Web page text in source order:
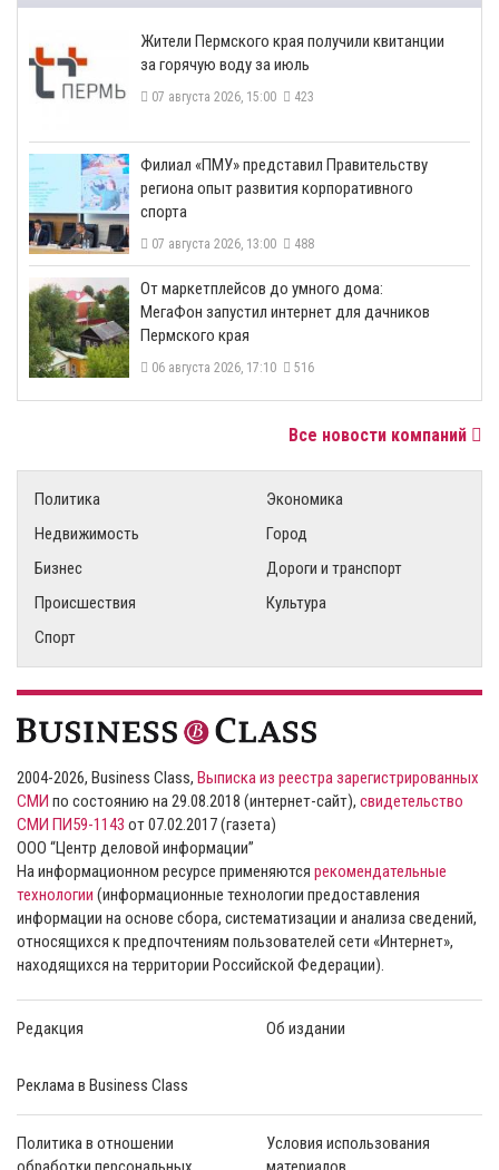
​Жители Пермского края получили квитанции
за горячую воду за июль
07 августа 2026, 15:00 423
​Филиал «ПМУ» представил Правительству
региона опыт развития корпоративного
спорта
07 августа 2026, 13:00 488
От маркетплейсов до умного дома:
МегаФон запустил интернет для дачников
Пермского края
06 августа 2026, 17:10 516
Все новости компаний
Политика
Экономика
Недвижимость
Город
Бизнес
Дороги и транспорт
Происшествия
Культура
Спорт
2004-2026, Business Class, Выписка из реестра зарегистрированных
СМИ по состоянию на 29.08.2018 (интернет-сайт), свидетельство
СМИ ПИ59-1143 от 07.02.2017 (газета)
ООО “Центр деловой информации”
На информационном ресурсе применяются рекомендательные
технологии (информационные технологии предоставления
информации на основе сбора, систематизации и анализа сведений,
относящихся к предпочтениям пользователей сети «Интернет»,
находящихся на территории Российской Федерации).
Редакция Об издании
Реклама в Business Class
Политика в отношении
Условия использования